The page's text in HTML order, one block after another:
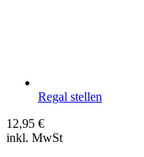
Regal stellen
12,95 €
inkl. MwSt